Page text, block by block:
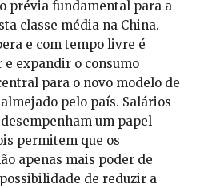
prévia fundamental para a
classe média na China.
e com tempo livre é
expandir o consumo
para o novo modelo de
pelo país. Salários
um papel
permitem que os
apenas mais poder de
de reduzir a